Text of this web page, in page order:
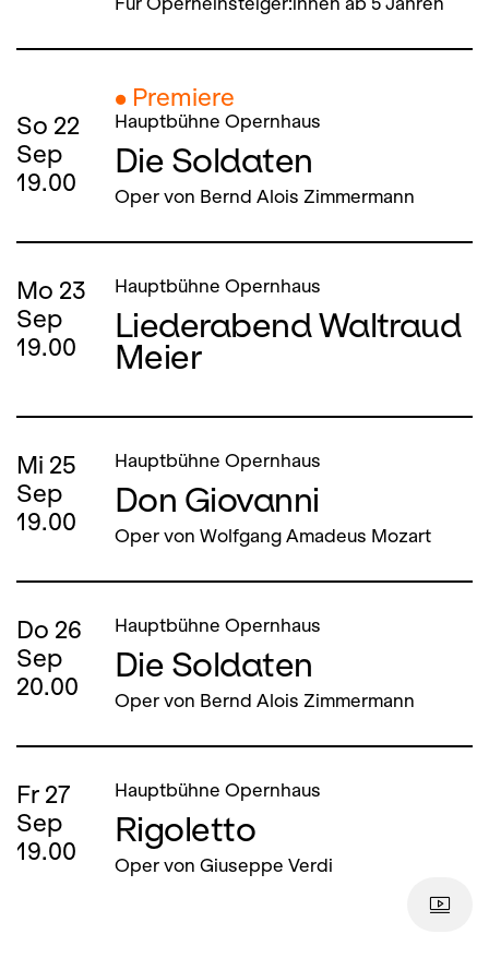
● Premiere
So 22
Sep
19.00
Hauptbühne Opernhaus
Die Soldaten
Oper von Bernd Alois Zimmermann
Mo 23
Sep
19.00
Hauptbühne Opernhaus
Liederabend Waltraud
Meier
Mi 25
Sep
19.00
Hauptbühne Opernhaus
Don Giovanni
Oper von Wolfgang Amadeus Mozart
Do 26
Sep
20.00
Hauptbühne Opernhaus
Die Soldaten
Oper von Bernd Alois Zimmermann
Fr 27
Sep
19.00
Hauptbühne Opernhaus
Rigoletto
Oper von Giuseppe Verdi